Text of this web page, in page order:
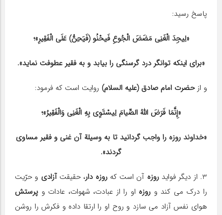
پاسخ رسید:
«لِیجِدَ الْغَنِی مَضَضَ الْجُوعِ فَیحْنُو (فَیَحِنُّ) عَلَى الْفَقِیرِ»؛
«برای اینكه توانگر درد گرسنگی را بیابد و به فقیر عطوفت نماید».
و ازحضرت امام صادق (علیه السلام) روایت است كه فرمود:
«إِنَّمَا فَرَضَ اللهُ الصِّیامَ لِیسْتَوِی بِهِ الْغَنِی وَالْفَقِیرُ»؛
«خداوند روزه را واجب گردانید تا به وسیلة آن غنی و فقیر مساوی
گردند».
3. از دیگر فواید روزه آن است كهروزه دار، حقیقتآزادی و حرّیت
را درك می كند و روزه او را از عبادت، شهوات، عادات و پرستش
هوای نفس آزاد می سازد و روح او را ارتقا داده و فكرش را روشن